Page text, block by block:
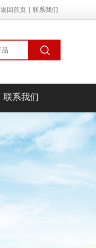
返回首页 联系我们
联系我们